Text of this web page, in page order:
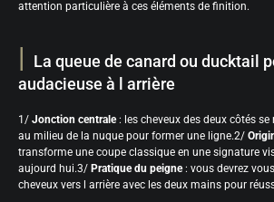
attention particulière à ces éléments de finition.
La queue de canard ou ducktail
audacieuse à l arrière
1/ Jonction centrale: les cheveux des deux côtés
au milieu de la nuque pour former une ligne.2/
transforme une coupe classique en une signature
aujourd hui.3/ Pratique du peigne: vous devrez
cheveux vers l arrière avec les deux mains pour